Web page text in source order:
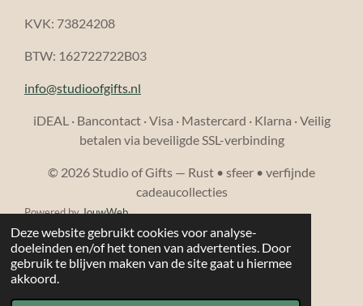
Deze website gebruikt cookies voor analyse-
doeleinden en/of het tonen van advertenties. Door
gebruik te blijven maken van de site gaat u hiermee
akkoord.
KVK: 73824208
BTW: 162722722B03
info@studioofgifts.nl
iDEAL · Bancontact · Visa · Mastercard · Klarna · Veilig
betalen via beveiligde SSL-verbinding
© 2026 Studio of Gifts — Rust • sfeer • verfijnde
cadeaucollecties
Powered byJouwWeb